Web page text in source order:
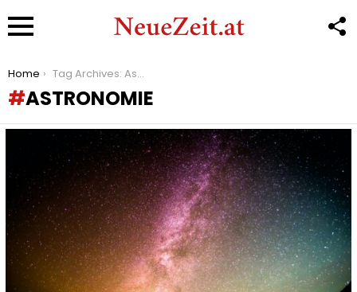
You are here:
Home Tag Archives: Astronomie
ASTRONOMIE
STORIES